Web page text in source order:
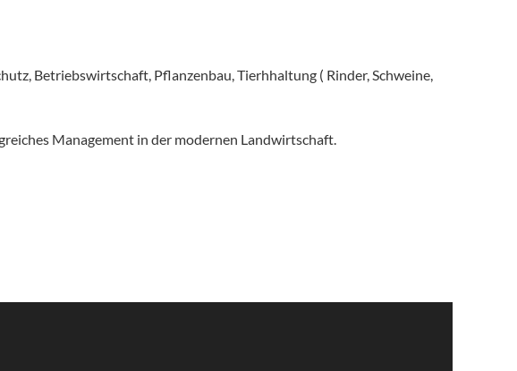
Betriebswirtschaft, Pflanzenbau, Tierhhaltung ( Rinder, Schweine,
Management in der modernen Landwirtschaft.